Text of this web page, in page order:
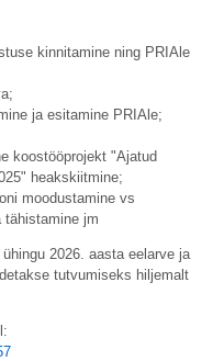
kinnitamine ning PRIAle
ja esitamine PRIAle;
koostööprojekt "Ajatud
heakskiitmine;
moodustamine vs
tähistamine jm
2026. aasta eelarve ja
tutvumiseks hiljemalt